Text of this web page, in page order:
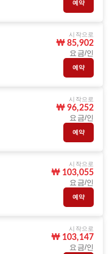
예약
시작으로
₩ 85,902
요금/인
예약
시작으로
₩ 96,252
요금/인
예약
시작으로
₩ 103,055
요금/인
예약
시작으로
₩ 103,147
요금/인